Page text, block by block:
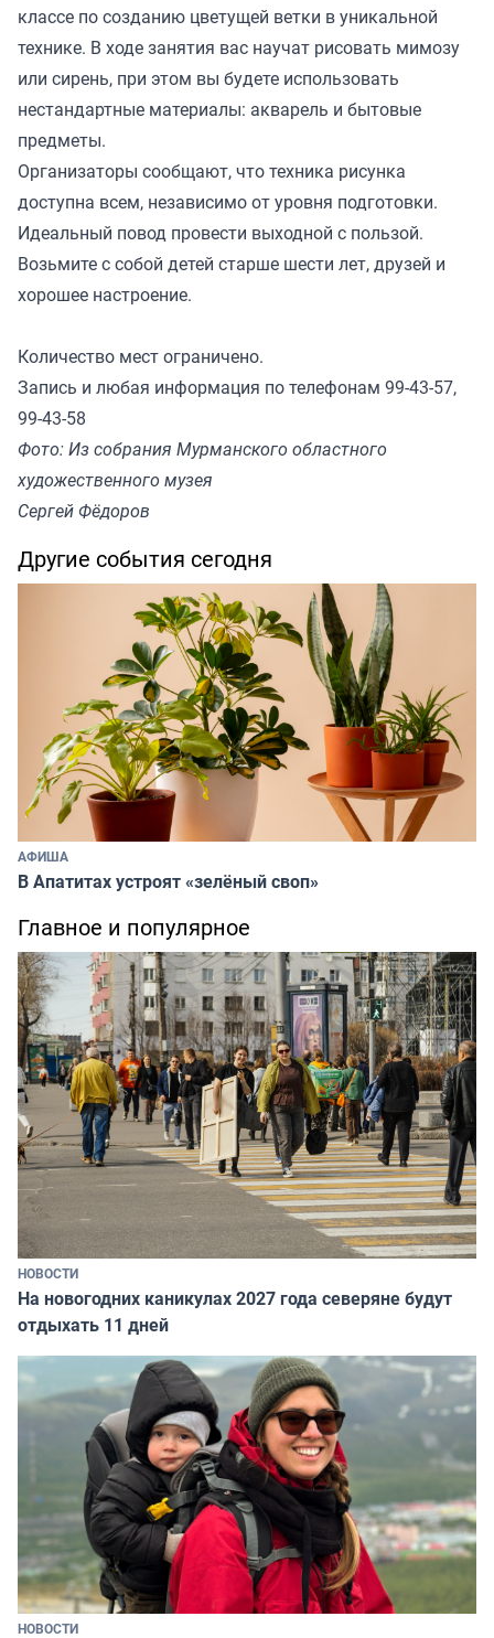
классе по созданию цветущей ветки в уникальной
технике. В ходе занятия вас научат рисовать мимозу
или сирень, при этом вы будете использовать
нестандартные материалы: акварель и бытовые
предметы.
Организаторы сообщают, что техника рисунка
доступна всем, независимо от уровня подготовки.
Идеальный повод провести выходной с пользой.
Возьмите с собой детей старше шести лет, друзей и
хорошее настроение.
Количество мест ограничено.
Запись и любая информация по телефонам 99-43-57,
99-43-58
Фото: Из собрания Мурманского областного
художественного музея
Сергей Фёдоров
Другие события сегодня
АФИША
В Апатитах устроят «зелёный своп»
Главное и популярное
НОВОСТИ
На новогодних каникулах 2027 года северяне будут
отдыхать 11 дней
НОВОСТИ